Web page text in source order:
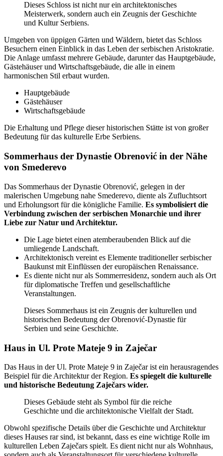
Dieses Schloss ist nicht nur ein architektonisches
Meisterwerk, sondern auch ein Zeugnis der Geschichte
und Kultur Serbiens.
Umgeben von üppigen Gärten und Wäldern, bietet das Schloss
Besuchern einen Einblick in das Leben der serbischen Aristokratie.
Die Anlage umfasst mehrere Gebäude, darunter das Hauptgebäude,
Gästehäuser und Wirtschaftsgebäude, die alle in einem
harmonischen Stil erbaut wurden.
Hauptgebäude
Gästehäuser
Wirtschaftsgebäude
Die Erhaltung und Pflege dieser historischen Stätte ist von großer
Bedeutung für das kulturelle Erbe Serbiens.
Sommerhaus der Dynastie Obrenović in der Nähe
von Smederevo
Das Sommerhaus der Dynastie Obrenović, gelegen in der
malerischen Umgebung nahe Smederevo, diente als Zufluchtsort
und Erholungsort für die königliche Familie. Es symbolisiert die
Verbindung zwischen der serbischen Monarchie und ihrer
Liebe zur Natur und Architektur.
Die Lage bietet einen atemberaubenden Blick auf die
umliegende Landschaft.
Architektonisch vereint es Elemente traditioneller serbischer
Baukunst mit Einflüssen der europäischen Renaissance.
Es diente nicht nur als Sommerresidenz, sondern auch als Ort
für diplomatische Treffen und gesellschaftliche
Veranstaltungen.
Dieses Sommerhaus ist ein Zeugnis der kulturellen und
historischen Bedeutung der Obrenović-Dynastie für
Serbien und seine Geschichte.
Haus in Ul. Prote Mateje 9 in Zaječar
Das Haus in der Ul. Prote Mateje 9 in Zaječar ist ein herausragendes
Beispiel für die Architektur der Region. Es spiegelt die kulturelle
und historische Bedeutung Zaječars wider.
Dieses Gebäude steht als Symbol für die reiche
Geschichte und die architektonische Vielfalt der Stadt.
Obwohl spezifische Details über die Geschichte und Architektur
dieses Hauses rar sind, ist bekannt, dass es eine wichtige Rolle im
kulturellen Leben Zaječars spielt. Es dient nicht nur als Wohnhaus,